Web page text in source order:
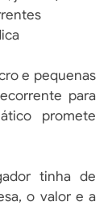
e pequenas
para
promete
tinha de
o valor e a